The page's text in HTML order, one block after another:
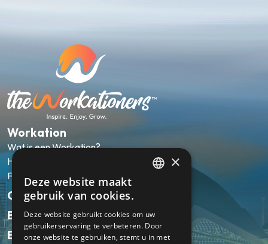
Workation
Wat is een Workation?
Hoe werkt het?
FAQ
Onze pakketten
Bestemmingen
Ervaringen
×
Deze website maakt
gebruik van cookies.
Deze website gebruikt cookies om uw
gebruikerservaring te verbeteren. Door
onze website te gebruiken, stemt u in met